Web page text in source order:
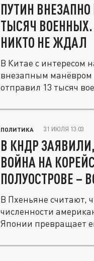
ПУТИН
ТЫСЯЧ
НИКТО НЕ ЖДАЛ
В Китае с интересом
внезапным манёвром
отправил 13 тысяч
ПОЛИТИКА 31 ИЮЛЯ 13:03
В КНДР
ВОЙНА НА
ПОЛУОСТРОВЕ –
В Пхеньяне считают,
численности
Японии превращает